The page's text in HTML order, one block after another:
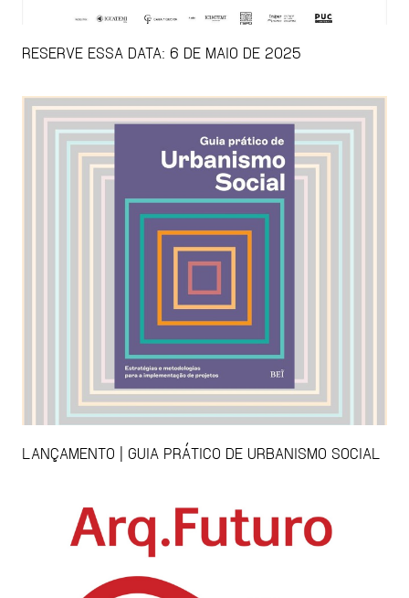
RESERVE ESSA DATA: 6 DE MAIO DE 2025
LANÇAMENTO | GUIA PRÁTICO DE URBANISMO SOCIAL